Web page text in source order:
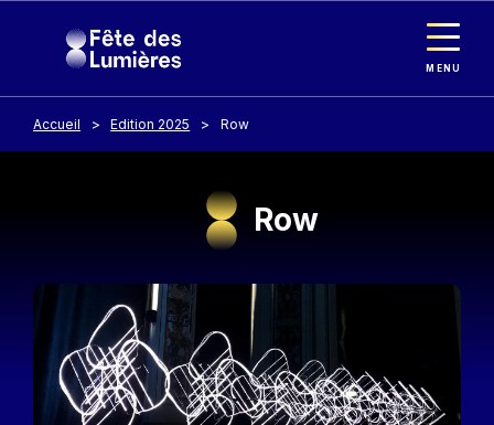
MENU
Accueil Edition 2025 Row
Row
Image